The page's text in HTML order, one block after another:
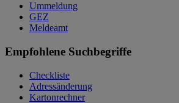
Ummeldung
GEZ
Meldeamt
Empfohlene Suchbegriffe
Checkliste
Adressänderung
Kartonrechner